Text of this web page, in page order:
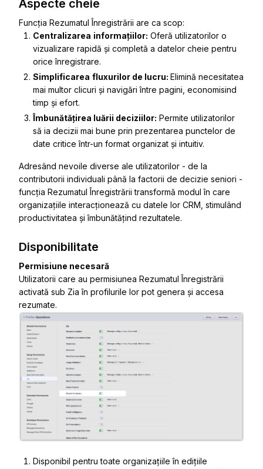
Aspecte cheie
Funcția Rezumatul Înregistrării are ca scop:
Centralizarea informațiilor: Oferă utilizatorilor o
vizualizare rapidă și completă a datelor cheie pentru
orice înregistrare.
Simplificarea fluxurilor de lucru: Elimină necesitatea
mai multor clicuri și navigări între pagini, economisind
timp și efort.
Îmbunătățirea luării deciziilor: Permite utilizatorilor
să ia decizii mai bune prin prezentarea punctelor de
date critice într-un format organizat și intuitiv.
Adresând nevoile diverse ale utilizatorilor - de la
contributorii individuali până la factorii de decizie seniori -
funcția Rezumatul Înregistrării transformă modul în care
organizațiile interacționează cu datele lor CRM, stimulând
productivitatea și îmbunătățind rezultatele.
Disponibilitate
Permisiune necesară
Utilizatorii care au permisiunea Rezumatul Înregistrării
activată sub Zia în profilurile lor pot genera și accesa
rezumate.
Disponibil pentru toate organizațiile în edițiile